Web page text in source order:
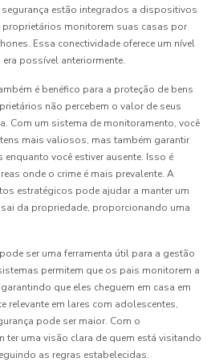
estão integrados a dispositivos
monitorem suas casas por
Essa conectividade oferece um nível
possível anteriormente.
é benéfico para a proteção de bens
não percebem o valor de seus
Com um sistema de monitoramento, você
mais valiosos, mas também garantir
você estiver ausente. Isso é
onde o crime é mais prevalente. A
estratégicos pode ajudar a manter um
da propriedade, proporcionando uma
ser uma ferramenta útil para a gestão
permitem que os pais monitorem a
que eles cheguem em casa em
relevante em lares com adolescentes,
pode ser maior. Com o
uma visão clara de quem está visitando
as regras estabelecidas.